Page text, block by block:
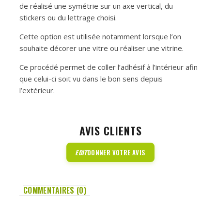
de réalisé une symétrie sur un axe vertical, du
stickers ou du lettrage choisi.
Cette option est utilisée notamment lorsque l’on
souhaite décorer une vitre ou réaliser une vitrine.
Ce procédé permet de coller l’adhésif à l’intérieur afin
que celui-ci soit vu dans le bon sens depuis
l’extérieur.
AVIS CLIENTS
EDITDONNER VOTRE AVIS
COMMENTAIRES (0)